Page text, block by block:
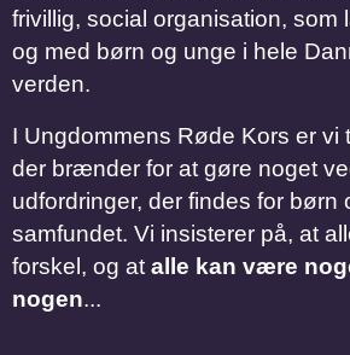
frivillig, social organisation, som
og med børn og unge i hele
verden.
I Ungdommens Røde Kors er vi
der brænder for at gøre noget
udfordringer, der findes for børn
samfundet. Vi insisterer på, at
forskel, og at alle kan være
nogen...